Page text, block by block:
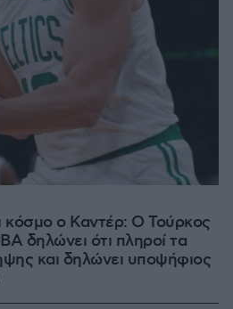
κόσμο ο Καντέρ: Ο Τούρκος
δηλώνει ότι πληροί τα
και δηλώνει υποψήφιος